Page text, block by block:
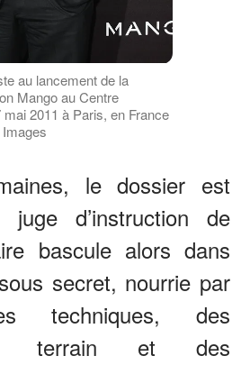
au lancement de la
Mango au Centre
2011 à Paris, en France
le dossier est
d’instruction de
bascule alors dans
secret, nourrie par
techniques, des
terrain et des